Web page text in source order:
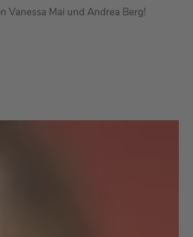
Vanessa Mai und Andrea Berg!